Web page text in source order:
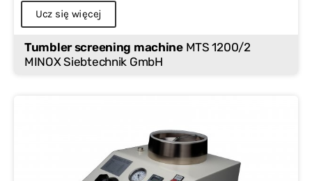
Ucz się więcej
Tumbler screening machineMTS 1200/2
MINOX Siebtechnik GmbH